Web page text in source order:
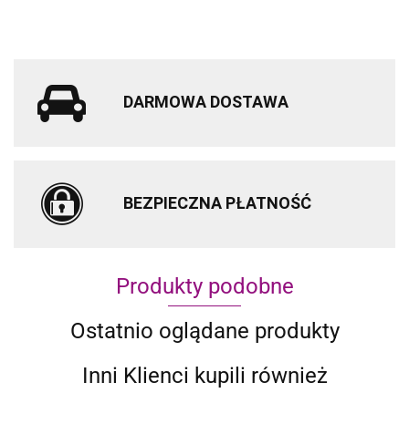
DARMOWA DOSTAWA
BEZPIECZNA PŁATNOŚĆ
Produkty podobne
Ostatnio oglądane produkty
Inni Klienci kupili również